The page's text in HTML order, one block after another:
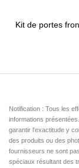
Kit de portes
Notification : Tous les
informations
garantir l'exactitude y
des produits ou des
fournisseurs ne sont
spéciaux résultant des